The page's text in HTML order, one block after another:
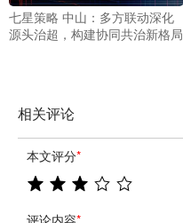
七星策略 中山：多方联动深化
源头治超，构建协同共治新格局
相关评论
本文评分*
评论内容*